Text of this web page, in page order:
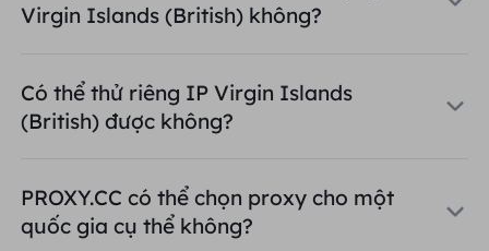
Virgin Islands (British) không?
Có thể thử riêng IP Virgin Islands
(British) được không?
PROXY.CC có thể chọn proxy cho một
quốc gia cụ thể không?